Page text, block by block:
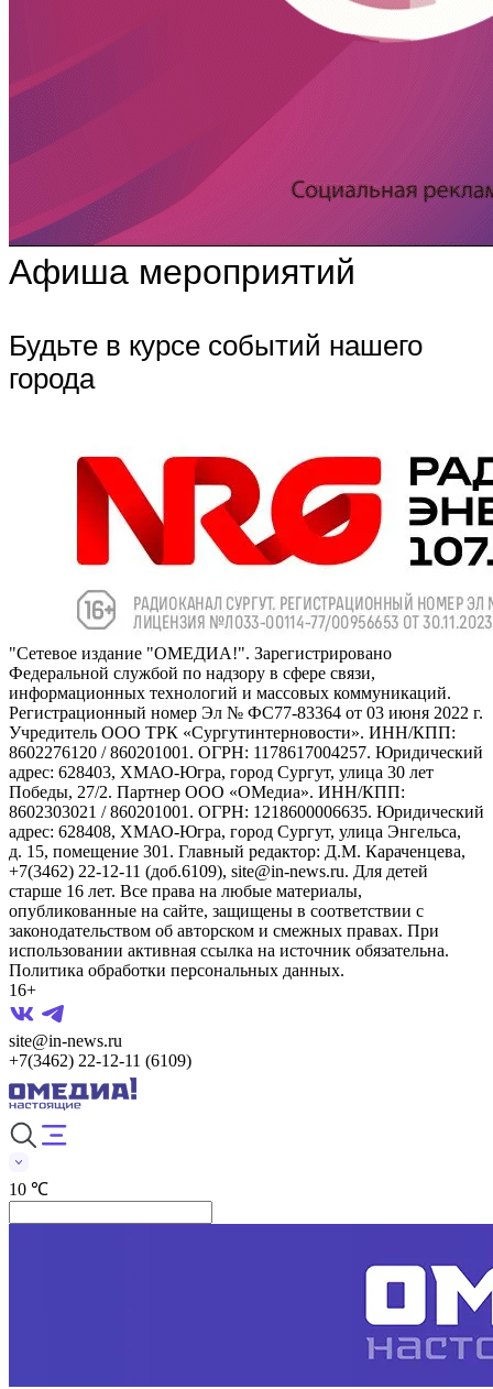
Афиша мероприятий
Будьте в курсе событий нашего
города
"Сетевое издание "ОМЕДИА!". Зарегистрировано
Федеральной службой по надзору в сфере связи,
информационных технологий и массовых коммуникаций.
Регистрационный номер Эл № ФС77-83364 от 03 июня 2022 г.
Учредитель ООО ТРК «Сургутинтерновости». ИНН/КПП:
8602276120 / 860201001. ОГРН: 1178617004257. Юридический
адрес: 628403, ХМАО-Югра, город Сургут, улица 30 лет
Победы, 27/2. Партнер ООО «ОМедиа». ИНН/КПП:
8602303021 / 860201001. ОГРН: 1218600006635. Юридический
адрес: 628408, ХМАО-Югра, город Сургут, улица Энгельса,
д. 15, помещение 301. Главный редактор: Д.М. Караченцева,
+7(3462) 22-12-11 (доб.6109), site@in-news.ru. Для детей
старше 16 лет. Все права на любые материалы,
опубликованные на сайте, защищены в соответствии с
законодательством об авторском и смежных правах. При
использовании активная ссылка на источник обязательна.
Политика обработки персональных данных.
16+
site@in-news.ru
+7(3462) 22-12-11 (6109)
10 ℃